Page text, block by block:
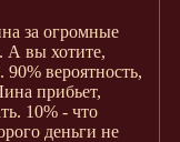
за огромные
А вы хотите,
вероятность,
прибьет,
10% - что
деньги не